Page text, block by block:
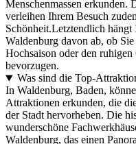
Menschenmassen
verleihen Ihrem Besuch
Schönheit.Letztendlich hängt
Waldenburg davon ab, ob
Hochsaison oder den
bevorzugen.
Was sind die Top-
In Waldenburg, Baden,
Attraktionen erkunden, die
der Stadt hervorheben. Die
wunderschöne
Waldenburg, das einen